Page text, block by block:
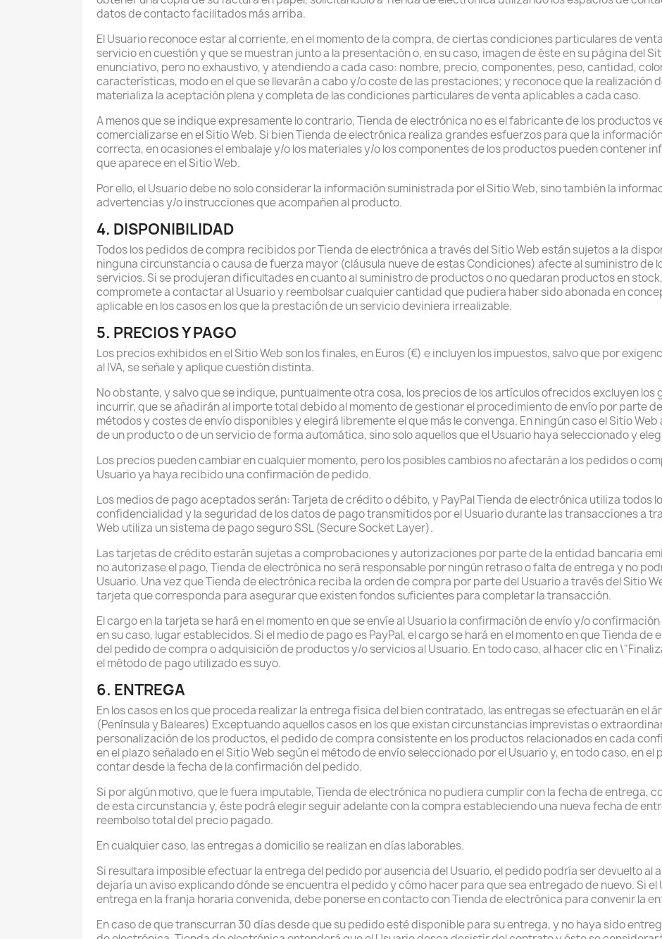
datos de contacto facilitados más arriba.
El Usuario reconoce estar al corriente, en el momento de la compra, de ciertas condiciones particulares de
servicio en cuestión y que se muestran junto a la presentación o, en su caso, imagen de éste en su página del
enunciativo, pero no exhaustivo, y atendiendo a cada caso: nombre, precio, componentes, peso, cantidad,
características, modo en el que se llevarán a cabo y/o coste de las prestaciones; y reconoce que la realización
materializa la aceptación plena y completa de las condiciones particulares de venta aplicables a cada caso.
A menos que se indique expresamente lo contrario, Tienda de electrónica no es el fabricante de los productos
comercializarse en el Sitio Web. Si bien Tienda de electrónica realiza grandes esfuerzos para que la
correcta, en ocasiones el embalaje y/o los materiales y/o los componentes de los productos pueden contener
que aparece en el Sitio Web.
Por ello, el Usuario debe no solo considerar la información suministrada por el Sitio Web, sino también la
advertencias y/o instrucciones que acompañen al producto.
4. DISPONIBILIDAD
Todos los pedidos de compra recibidos por Tienda de electrónica a través del Sitio Web están sujetos a la
ninguna circunstancia o causa de fuerza mayor (cláusula nueve de estas Condiciones) afecte al suministro de
servicios. Si se produjeran dificultades en cuanto al suministro de productos o no quedaran productos en
compromete a contactar al Usuario y reembolsar cualquier cantidad que pudiera haber sido abonada en
aplicable en los casos en los que la prestación de un servicio deviniera irrealizable.
5. PRECIOS Y PAGO
Los precios exhibidos en el Sitio Web son los finales, en Euros (€) e incluyen los impuestos, salvo que por
al IVA, se señale y aplique cuestión distinta.
No obstante, y salvo que se indique, puntualmente otra cosa, los precios de los artículos ofrecidos excluyen los
incurrir, que se añadirán al importe total debido al momento de gestionar el procedimiento de envío por parte
métodos y costes de envío disponibles y elegirá libremente el que más le convenga. En ningún caso el Sitio
de un producto o de un servicio de forma automática, sino solo aquellos que el Usuario haya seleccionado y
Los precios pueden cambiar en cualquier momento, pero los posibles cambios no afectarán a los pedidos o
Usuario ya haya recibido una confirmación de pedido.
Los medios de pago aceptados serán: Tarjeta de crédito o débito, y PayPal Tienda de electrónica utiliza todos
confidencialidad y la seguridad de los datos de pago transmitidos por el Usuario durante las transacciones a
Web utiliza un sistema de pago seguro SSL (Secure Socket Layer).
Las tarjetas de crédito estarán sujetas a comprobaciones y autorizaciones por parte de la entidad bancaria
no autorizase el pago, Tienda de electrónica no será responsable por ningún retraso o falta de entrega y no
Usuario. Una vez que Tienda de electrónica reciba la orden de compra por parte del Usuario a través del Sitio
tarjeta que corresponda para asegurar que existen fondos suficientes para completar la transacción.
El cargo en la tarjeta se hará en el momento en que se envíe al Usuario la confirmación de envío y/o
en su caso, lugar establecidos. Si el medio de pago es PayPal, el cargo se hará en el momento en que Tienda
del pedido de compra o adquisición de productos y/o servicios al Usuario. En todo caso, al hacer clic en
el método de pago utilizado es suyo.
6. ENTREGA
En los casos en los que proceda realizar la entrega física del bien contratado, las entregas se efectuarán en el
(Península y Baleares) Exceptuando aquellos casos en los que existan circunstancias imprevistas o
personalización de los productos, el pedido de compra consistente en los productos relacionados en cada
en el plazo señalado en el Sitio Web según el método de envío seleccionado por el Usuario y, en todo caso, en el
contar desde la fecha de la confirmación del pedido.
Si por algún motivo, que le fuera imputable, Tienda de electrónica no pudiera cumplir con la fecha de entrega,
de esta circunstancia y, éste podrá elegir seguir adelante con la compra estableciendo una nueva fecha de
reembolso total del precio pagado.
En cualquier caso, las entregas a domicilio se realizan en días laborables.
Si resultara imposible efectuar la entrega del pedido por ausencia del Usuario, el pedido podría ser devuelto al
dejaría un aviso explicando dónde se encuentra el pedido y cómo hacer para que sea entregado de nuevo. Si el
entrega en la franja horaria convenida, debe ponerse en contacto con Tienda de electrónica para convenir la
En caso de que transcurran 30 días desde que su pedido esté disponible para su entrega, y no haya sido